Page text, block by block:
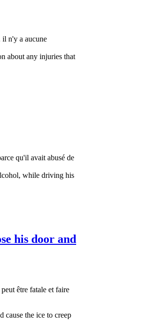
il n'y a aucune
about any injuries that
qu'il avait abusé de
while driving his
his door and
être fatale et faire
cause the ice to creep